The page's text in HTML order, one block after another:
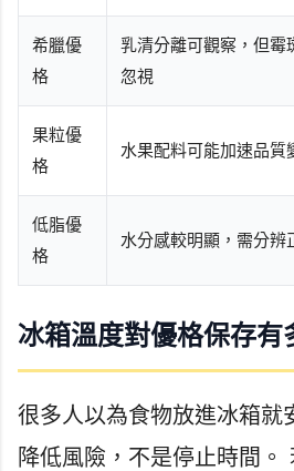
希臘優
格
乳清分離可觀察，但霉
忽視
果粒優
格
水果配料可能加速品質
低脂優
格
水分感較明顯，需分辨
冰箱溫度對優格保存有
很多人以為食物放進冰箱就
降低風險，不是停止時間。